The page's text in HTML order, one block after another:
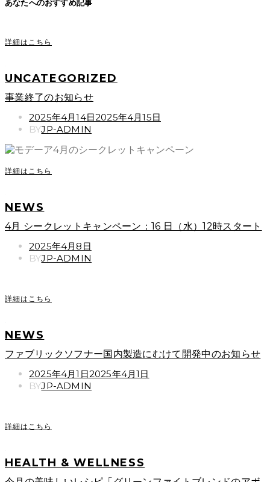
あなたへのおすすめ記事
詳細はこちら
UNCATEGORIZED
事業終了のお知らせ
POSTED
ON
2025年4月14日2025年4月15日
BYJP-ADMIN
詳細はこちら
NEWS
4月 シークレットキャンペーン：16 日（水）12時スタート
POSTED
ON
2025年4月8日
BYJP-ADMIN
詳細はこちら
NEWS
ファブリックソフナー国内製造にむけて開発中のお知らせ
POSTED
ON
2025年4月1日2025年4月1日
BYJP-ADMIN
詳細はこちら
HEALTH & WELLNESS